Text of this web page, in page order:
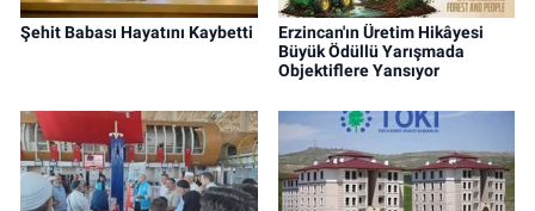
Şehit Babası Hayatını Kaybetti
Erzincan'ın Üretim Hikâyesi
Büyük Ödüllü Yarışmada
Objektiflere Yansıyor